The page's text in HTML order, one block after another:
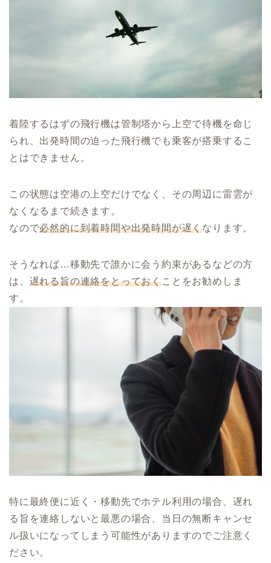
着陸するはずの飛行機は管制塔から上空で待機を命じ
られ、出発時間の迫った飛行機でも乗客が搭乗するこ
とはできません。
この状態は空港の上空だけでなく、その周辺に雷雲が
なくなるまで続きます。
なので必然的に到着時間や出発時間が遅くなります。
そうなれば…移動先で誰かに会う約束があるなどの方
は、 遅れる旨の連絡をとっておくことをお勧めしま
す。
特に最終便に近く・移動先でホテル利用の場合、遅れ
る旨を連絡しないと最悪の場合、当日の無断キャンセ
ル扱いになってしまう可能性がありますのでご注意く
ださい。